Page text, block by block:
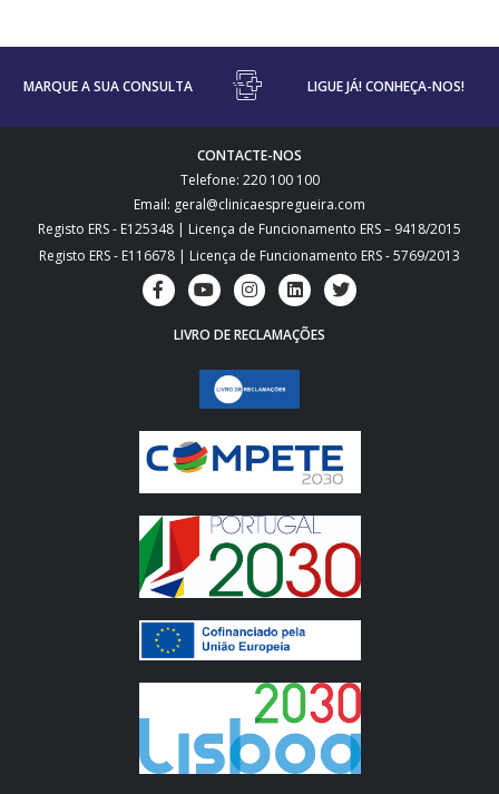
MARQUE A SUA CONSULTA LIGUE JÁ! CONHEÇA-NOS!
CONTACTE-NOS
Telefone: 220 100 100
Email: geral@clinicaespregueira.com
Registo ERS - E125348 | Licença de Funcionamento ERS – 9418/2015
Registo ERS - E116678 | Licença de Funcionamento ERS - 5769/2013
LIVRO DE RECLAMAÇÕES